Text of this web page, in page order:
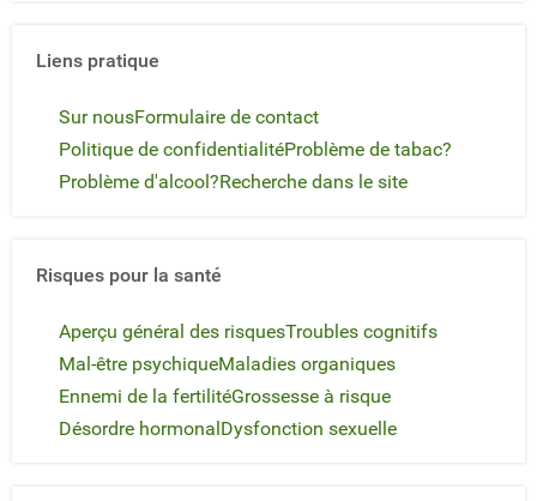
Liens pratique
Sur nousFormulaire de contact
Politique de confidentialitéProblème de tabac?
Problème d'alcool?Recherche dans le site
Risques pour la santé
Aperçu général des risquesTroubles cognitifs
Mal-être psychiqueMaladies organiques
Ennemi de la fertilitéGrossesse à risque
Désordre hormonalDysfonction sexuelle